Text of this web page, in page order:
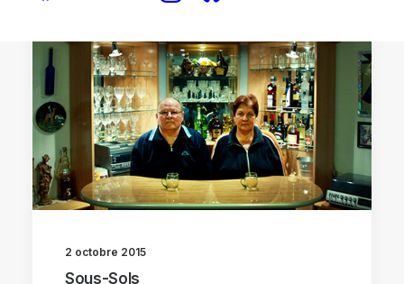
2 octobre 2015
Sous-Sols